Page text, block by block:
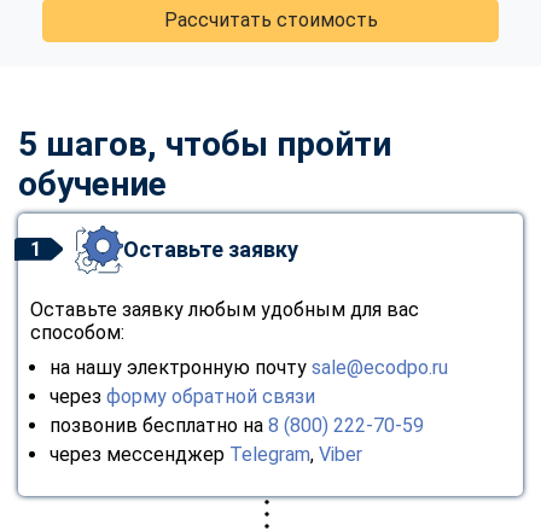
Рассчитать стоимость
5 шагов, чтобы пройти
обучение
1 Оставьте заявку
Оставьте заявку любым удобным для вас
способом:
на нашу электронную почту sale@ecodpo.ru
через форму обратной связи
позвонив бесплатно на 8 (800) 222-70-59
через мессенджер Telegram, Viber